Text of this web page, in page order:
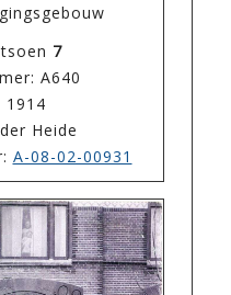
7
A640
1914
Heide
A-08-02-00931